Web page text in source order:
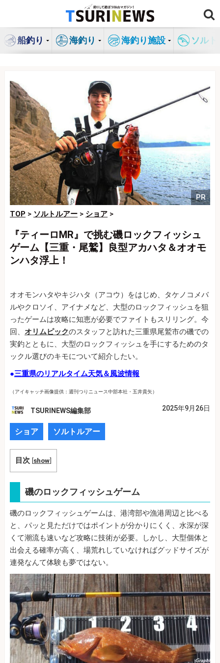
ン
船釣り 海釣り 海釣り施設 ソル
PR
TOP > ソルトルアー > ショア >
『ティーロMR』で挑む磯ロックフィッシュ
ゲーム【三重・尾鷲】良型アカハタ＆オオモ
ンハタ浮上！
オオモンハタやキジハタ（アコウ）をはじめ、タケノコメバ
ルやクロソイ、アイナメなど、大型のロックフィッシュを狙
ったゲームは攻略に知恵が必要でファイトもスリリング。今
回、 オリムピックのスタッフと訪れた三重県尾鷲市の磯での
実釣とともに、大型のロックフィッシュを手にするためのタ
ックル選びのキモについて紹介したい。
●三重県のリアルタイム天気＆風波情報
（アイキャッチ画像提供：週刊つりニュース中部本社・五井貴矢）
TSURINEWS編集部 2025年9月26日
ショア ソルトルアー
目次 [show]
磯のロックフィッシュゲーム
磯のロックフィッシュゲームは、港湾部や漁港周辺と比べる
と、パッと見ただけではポイントが分かりにくく、水深が深
くて潮流も速いなど攻略に技術が必要。しかし、大型個体と
出会える確率が高く、場荒れしていなければグッドサイズが
連発なんて体験も夢ではない。